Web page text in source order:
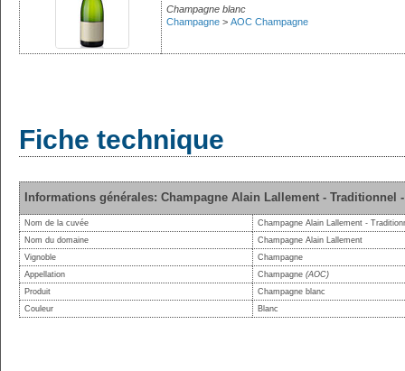
Champagne blanc
Champagne > AOC Champagne
Fiche technique
Informations générales: Champagne Alain Lallement - Traditionnel
Nom de la cuvée
Champagne Alain Lallement -
Nom du domaine
Champagne Alain Lallement
Vignoble
Champagne
Appellation
Champagne (AOC)
Produit
Champagne blanc
Couleur
Blanc